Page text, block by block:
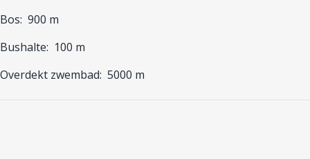
Bos: 900 m
Bushalte: 100 m
Overdekt zwembad: 5000 m